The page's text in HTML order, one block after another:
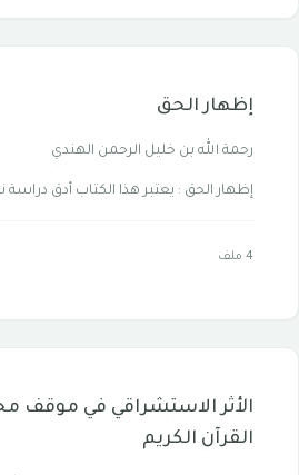
إظهار الحق
رحمة الله بن خليل الرحمن الهندي
إظهار الحق : يعتبر هذا الكتاب أدق دراسة
4 ملف
الأثر الاستشراقي في موقف
القرآن الكريم